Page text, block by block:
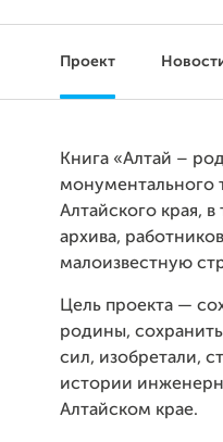
Проект
Книга «Алтай –
монументального
Алтайского края,
архива,
малоизвестную
Цель проекта —
родины,
сил, изобретали,
истории
Алтайском крае.